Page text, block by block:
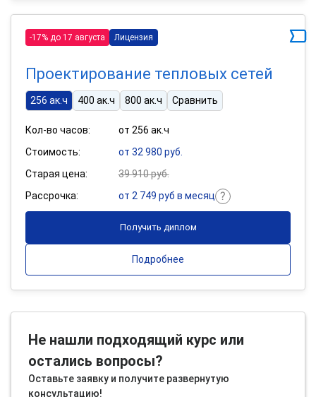
-17% до 17 августа Лицензия
Проектирование тепловых сетей
256 ак.ч 400 ак.ч 800 ак.ч Сравнить
Кол-во часов:
от 256 ак.ч
Стоимость:
от 32 980 руб.
Старая цена:
39 910 руб.
Рассрочка:
от 2 749 руб в месяц
Получить диплом
Подробнее
Не нашли подходящий курс или
остались вопросы?
Оставьте заявку и получите развернутую
консультацию!